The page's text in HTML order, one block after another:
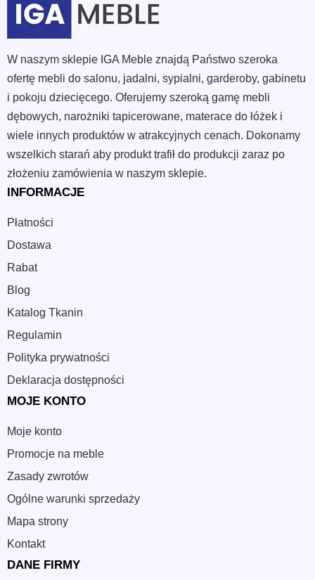
W naszym sklepie IGA Meble znajdą Państwo szeroka
ofertę mebli do salonu, jadalni, sypialni, garderoby, gabinetu
i pokoju dziecięcego. Oferujemy szeroką gamę mebli
dębowych, narożniki tapicerowane, materace do łóżek i
wiele innych produktów w atrakcyjnych cenach. Dokonamy
wszelkich starań aby produkt trafił do produkcji zaraz po
złożeniu zamówienia w naszym sklepie.
INFORMACJE
Płatności
Dostawa
Rabat
Blog
Katalog Tkanin
Regulamin
Polityka prywatności
Deklaracja dostępności
MOJE KONTO
Moje konto
Promocje na meble
Zasady zwrotów
Ogólne warunki sprzedaży
Mapa strony
Kontakt
DANE FIRMY